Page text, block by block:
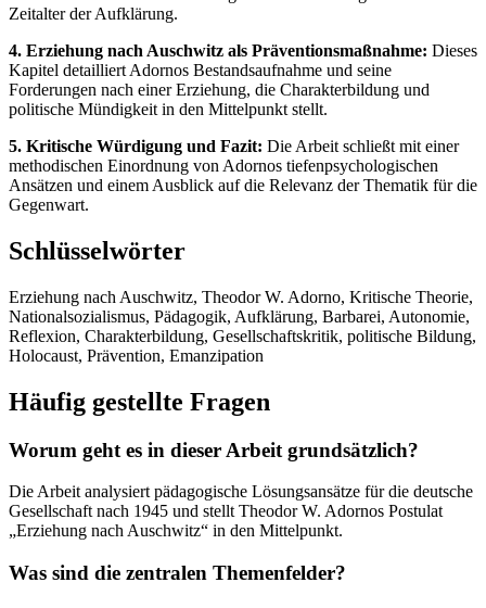
Zeitalter der Aufklärung.
4. Erziehung nach Auschwitz als Präventionsmaßnahme: Dieses
Kapitel detailliert Adornos Bestandsaufnahme und seine
Forderungen nach einer Erziehung, die Charakterbildung und
politische Mündigkeit in den Mittelpunkt stellt.
5. Kritische Würdigung und Fazit: Die Arbeit schließt mit einer
methodischen Einordnung von Adornos tiefenpsychologischen
Ansätzen und einem Ausblick auf die Relevanz der Thematik für die
Gegenwart.
Schlüsselwörter
Erziehung nach Auschwitz, Theodor W. Adorno, Kritische Theorie,
Nationalsozialismus, Pädagogik, Aufklärung, Barbarei, Autonomie,
Reflexion, Charakterbildung, Gesellschaftskritik, politische Bildung,
Holocaust, Prävention, Emanzipation
Häufig gestellte Fragen
Worum geht es in dieser Arbeit grundsätzlich?
Die Arbeit analysiert pädagogische Lösungsansätze für die deutsche
Gesellschaft nach 1945 und stellt Theodor W. Adornos Postulat
„Erziehung nach Auschwitz“ in den Mittelpunkt.
Was sind die zentralen Themenfelder?